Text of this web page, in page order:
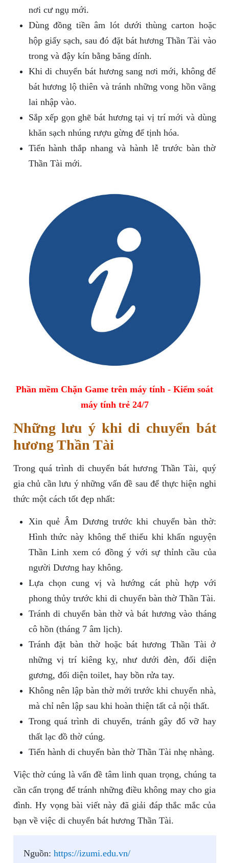
nơi cư ngụ mới.
Dùng đồng tiền âm lót dưới thùng carton hoặc
hộp giấy sạch, sau đó đặt bát hương Thần Tài vào
trong và đậy kín bằng băng dính.
Khi di chuyển bát hương sang nơi mới, không để
bát hương lộ thiên và tránh những vong hồn vãng
lai nhập vào.
Sắp xếp gọn ghẽ bát hương tại vị trí mới và dùng
khăn sạch nhúng rượu gừng để tịnh hóa.
Tiến hành thắp nhang và hành lễ trước bàn thờ
Thần Tài mới.
Phần mềm Chặn Game trên máy tính - Kiểm soát
máy tính trẻ 24/7
Những lưu ý khi di chuyển bát
hương Thần Tài
Trong quá trình di chuyển bát hương Thần Tài, quý
gia chủ cần lưu ý những vấn đề sau để thực hiện nghi
thức một cách tốt đẹp nhất:
Xin quẻ Âm Dương trước khi chuyển bàn thờ:
Hình thức này không thể thiếu khi khấn nguyện
Thần Linh xem có đồng ý với sự thỉnh cầu của
người Dương hay không.
Lựa chọn cung vị và hướng cát phù hợp với
phong thủy trước khi di chuyển bàn thờ Thần Tài.
Tránh di chuyển bàn thờ và bát hương vào tháng
cô hồn (tháng 7 âm lịch).
Tránh đặt bàn thờ hoặc bát hương Thần Tài ở
những vị trí kiêng kỵ, như dưới đèn, đối diện
gương, đối diện toilet, hay bồn rửa tay.
Không nên lập bàn thờ mới trước khi chuyển nhà,
mà chỉ nên lập sau khi hoàn thiện tất cả nội thất.
Trong quá trình di chuyển, tránh gây đổ vỡ hay
thất lạc đồ thờ cúng.
Tiến hành di chuyển bàn thờ Thần Tài nhẹ nhàng.
Việc thờ cúng là vấn đề tâm linh quan trọng, chúng ta
cần cẩn trọng để tránh những điều không may cho gia
đình. Hy vọng bài viết này đã giải đáp thắc mắc của
bạn về việc di chuyển bát hương Thần Tài.
Nguồn: https://izumi.edu.vn/